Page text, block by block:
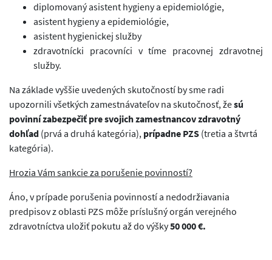
diplomovaný asistent hygieny a epidemiológie,
asistent hygieny a epidemiológie,
asistent hygienickej služby
zdravotnícki pracovníci v tíme pracovnej zdravotnej
služby.
Na základe vyššie uvedených skutočností by sme radi
upozornili všetkých zamestnávateľov na skutočnosť, žesú
povinní zabezpečiť pre svojich zamestnancov zdravotný
dohľad (prvá a druhá kategória), prípadne PZS (tretia a štvrtá
kategória).
Hrozia Vám sankcie za porušenie povinností?
Áno, v prípade porušenia povinností a nedodržiavania
predpisov z oblasti PZS môže príslušný orgán verejného
zdravotníctva uložiť pokutu až do výšky50 000 €.